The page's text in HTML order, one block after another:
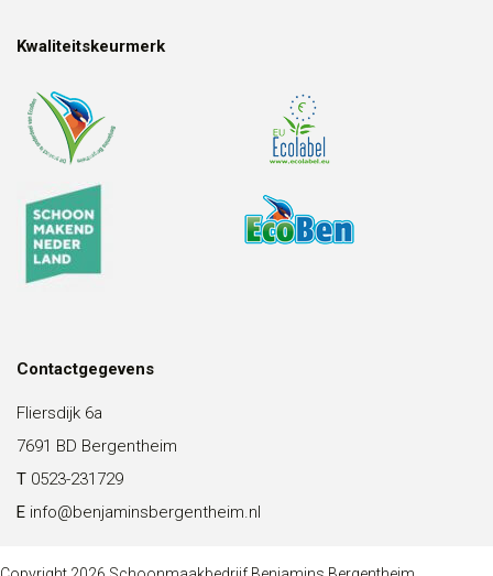
Kwaliteitskeurmerk
Contactgegevens
Fliersdijk 6a
7691 BD Bergentheim
T 0523-231729
E info@benjaminsbergentheim.nl